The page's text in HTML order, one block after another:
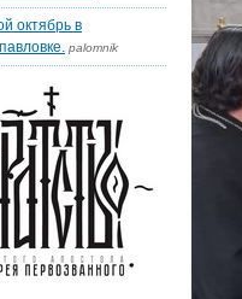
октябрь в
palomnik